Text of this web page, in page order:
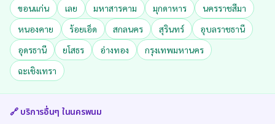
ขอนแก่น
เลย มหาสารคาม มุกดาหาร
นครราชสีมา
หนองคาย
ร้อยเอ็ด สกลนคร สุรินทร์
อุบลราชธานี
อุดรธานี
ยโสธร อ่างทอง
กรุงเทพมหานคร
ฉะเชิงเทรา
🔗 บริการอื่นๆ ในนครพนม